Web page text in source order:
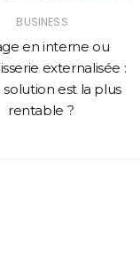
BUSINESS
en interne ou
externalisée :
est la plus
rentable ?